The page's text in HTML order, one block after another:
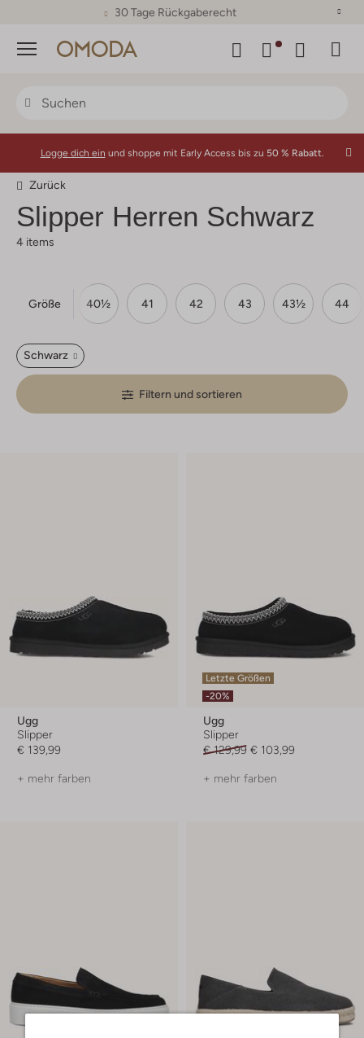
30 Tage Rückgaberecht
Menü
Logge dich ein und shoppe mit Early Access bis zu 50 % Rabatt.
Zurück
Slipper Herren Schwarz
4 items
Größe
40 40½ 41 42 43 43½ 44
Schwarz
Filtern und sortieren
Ugg
Slipper
€ 139,99
+ mehr farben
Letzte Größen
-20%
Ugg
Slipper
€ 129,99 € 103,99
+ mehr farben